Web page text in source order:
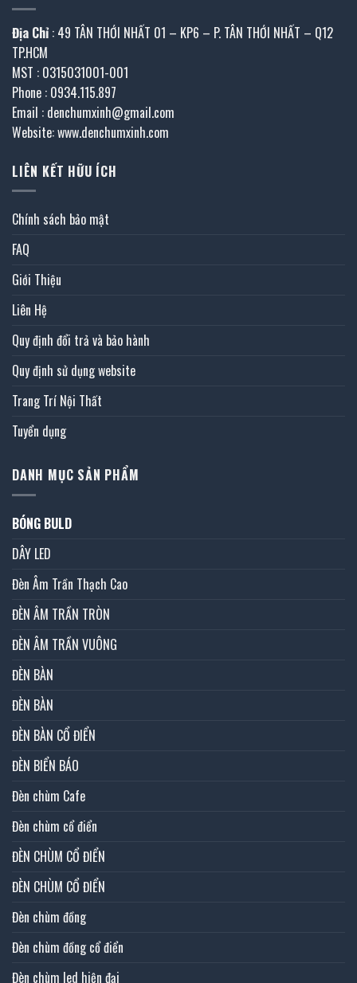
Địa Chỉ : 49 TÂN THỚI NHẤT 01 – KP6 – P. TÂN THỚI NHẤT – Q12
TP.HCM
MST : 0315031001-001
Phone : 0934.115.897
Email : denchumxinh@gmail.com
Website: www.denchumxinh.com
LIÊN KẾT HỮU ÍCH
Chính sách bảo mật
FAQ
Giới Thiệu
Liên Hệ
Quy định đổi trả và bảo hành
Quy định sử dụng website
Trang Trí Nội Thất
Tuyển dụng
DANH MỤC SẢN PHẨM
BÓNG BULD
DÂY LED
Đèn Âm Trần Thạch Cao
ĐÈN ÂM TRẦN TRÒN
ĐÈN ÂM TRẦN VUÔNG
ĐÈN BÀN
ĐÈN BÀN
ĐÈN BÀN CỔ ĐIỂN
ĐÈN BIỂN BÁO
Đèn chùm Cafe
Đèn chùm cổ điển
ĐÈN CHÙM CỔ ĐIỂN
ĐÈN CHÙM CỔ ĐIỂN
Đèn chùm đồng
Đèn chùm đồng cổ điển
Đèn chùm led hiện đại